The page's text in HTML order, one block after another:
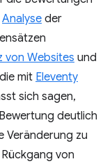
Analyse der
von Websites und
mit Eleventy
sich sagen,
deutlich
Veränderung zu
von